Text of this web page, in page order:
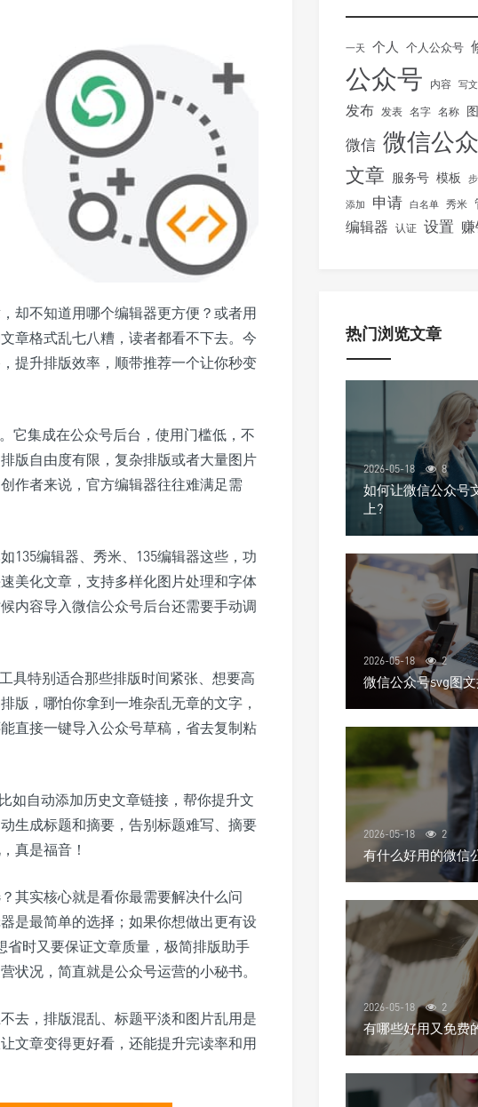
却不知道用哪个编辑器更方便？或者用
章格式乱七八糟，读者都看不下去。今
提升排版效率，顺带推荐一个让你秒变
集成在公众号后台，使用门槛低，不
版自由度有限，复杂排版或者大量图片
作者来说，官方编辑器往往难满足需
135编辑器、秀米、135编辑器这些，功
美化文章，支持多样化图片处理和字体
内容导入微信公众号后台还需要手动调
具特别适合那些排版时间紧张、想要高
版，哪怕你拿到一堆杂乱无章的文字，
直接一键导入公众号草稿，省去复制粘
如自动添加历史文章链接，帮你提升文
生成标题和摘要，告别标题难写、摘要
真是福音！
其实核心就是看你最需要解决什么问
是最简单的选择；如果你想做出更有设
省时又要保证文章质量，极简排版助手
状况，简直就是公众号运营的小秘书。
去，排版混乱、标题平淡和图片乱用是
文章变得更好看，还能提升完读率和用
一天 个人 个人公众号
公众号 内容 写
发布 发表 名字 名称
微信 微信公
文章 服务号 模板
添加 申请 白名单 秀米
编辑器
认证 设置
热门浏览文章
2026-05-18 8
如何让微信公众号
上?
2026-05-18 2
微信公众号svg图
2026-05-18 2
有什么好用的微信
2026-05-18 2
有哪些好用又免费